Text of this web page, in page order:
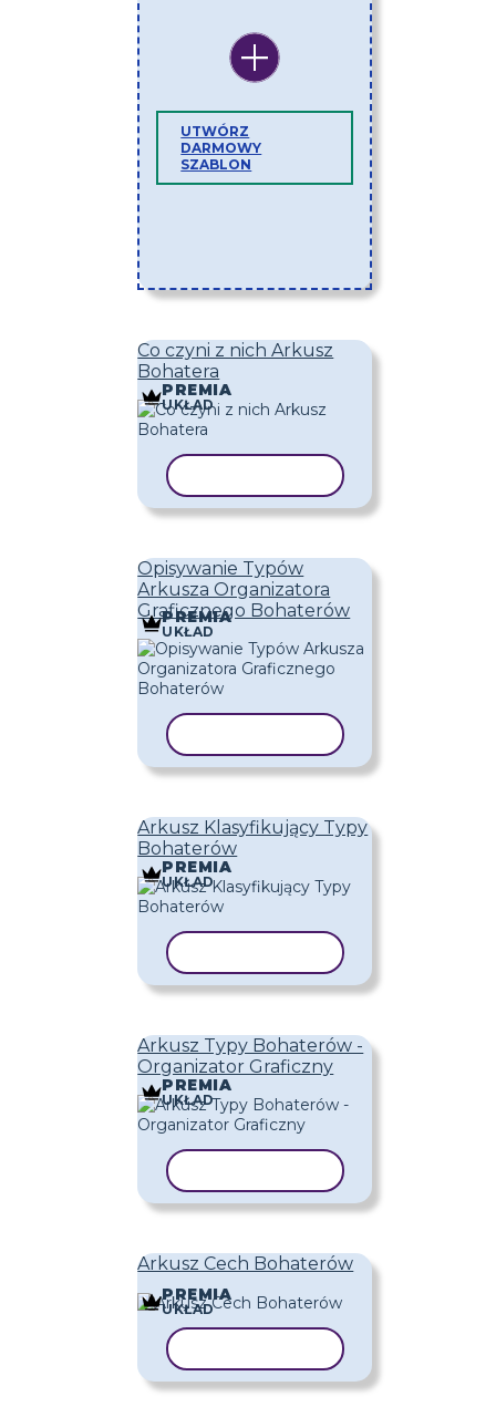
UTWÓRZ
DARMOWY
SZABLON
Co czyni z nich Arkusz
Bohatera
PREMIA
UKŁAD
Opisywanie Typów
Arkusza Organizatora
Graficznego Bohaterów
PREMIA
UKŁAD
Arkusz Klasyfikujący Typy
Bohaterów
PREMIA
UKŁAD
Arkusz Typy Bohaterów -
Organizator Graficzny
PREMIA
UKŁAD
Arkusz Cech Bohaterów
PREMIA
UKŁAD